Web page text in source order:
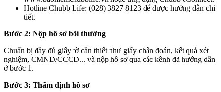
Hotline Chubb Life: (028) 3827 8123 để được hướng dẫn chi
tiết.
Bước 2: Nộp hồ sơ bồi thường
Chuẩn bị đầy đủ giấy tờ cần thiết như giấy chẩn đoán, kết quả xét
nghiệm, CMND/CCCD... và nộp hồ sơ qua các kênh đã hướng dẫn
ở bước 1.
Bước 3: Thẩm định hồ sơ